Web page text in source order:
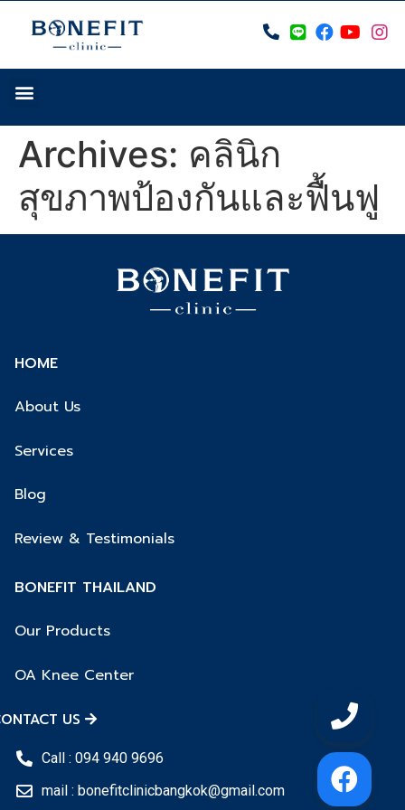
Archives: คลินิก
สุขภาพป้องกันและฟื้นฟู
HOME
About Us
Services
Blog
Review & Testimonials
BONEFIT THAILAND
Our Products
OA Knee Center
US
Call : 094 940 9696
mail : bonefitclinicbangkok@gmail.com